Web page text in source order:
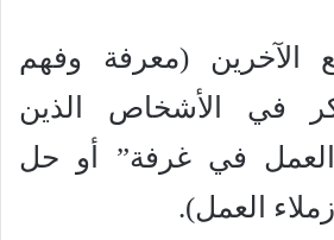
الآخرين (معرفة وفهم
في الأشخاص الذين
في غرفة” أو حل
العمل).